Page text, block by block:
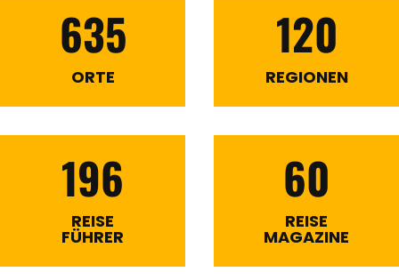
635
ORTE
120
REGIONEN
196
REISE
FÜHRER
60
REISE
MAGAZINE